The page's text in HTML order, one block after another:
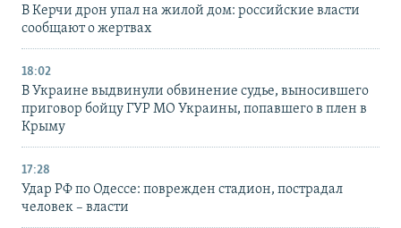
В Керчи дрон упал на жилой дом: российские власти
сообщают о жертвах
18:02
В Украине выдвинули обвинение судье, выносившего
приговор бойцу ГУР МО Украины, попавшего в плен в
Крыму
17:28
Удар РФ по Одессе: поврежден стадион, пострадал
человек – власти